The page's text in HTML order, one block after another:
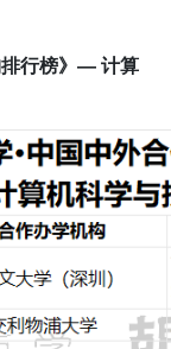
行榜》 — 计算